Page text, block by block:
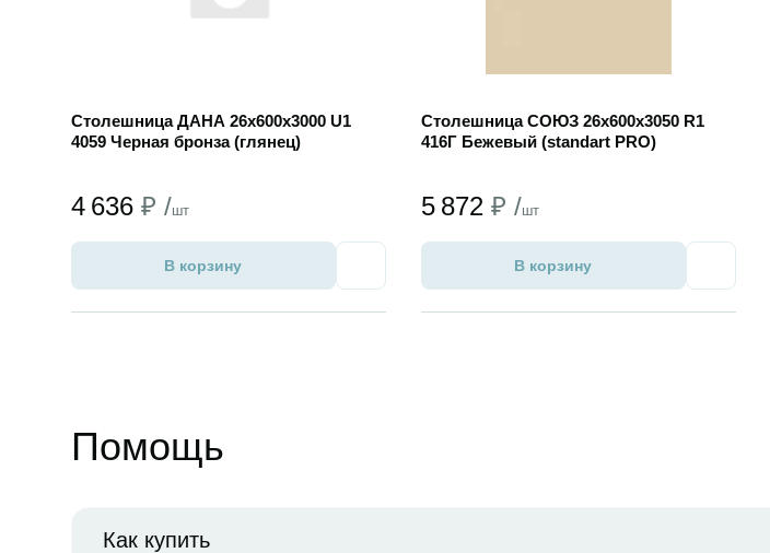
Столешница ДАНА 26х600х3000 U1
4059 Черная бронза (глянец)
4 636 ₽ /шт
В корзину
Столешница СОЮЗ 26х600х3050 R1
416Г Бежевый (standart PRO)
5 872 ₽ /шт
В корзину
Помощь
Как купить